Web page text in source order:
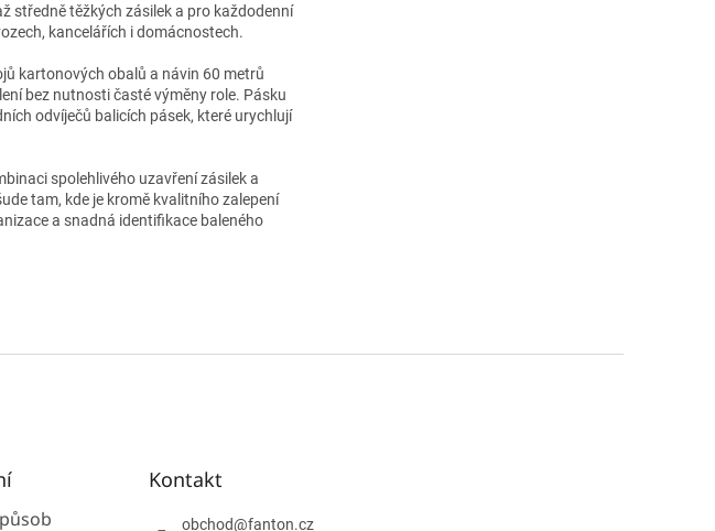
středně těžkých zásilek a pro každodenní
kancelářích i domácnostech.
kartonových obalů a návin 60 metrů
bez nutnosti časté výměny role. Pásku
odvíječů balicích pásek, které urychlují
spolehlivého uzavření zásilek a
tam, kde je kromě kvalitního zalepení
a snadná identifikace baleného
Kontakt
obchod@fanton.cz